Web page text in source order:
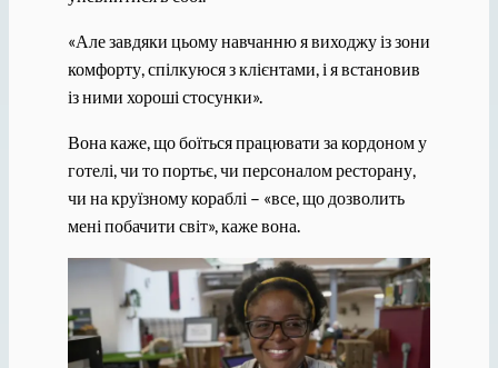
«Але завдяки цьому навчанню я виходжу із зони
комфорту, спілкуюся з клієнтами, і я встановив
із ними хороші стосунки».
Вона каже, що боїться працювати за кордоном у
готелі, чи то портьє, чи персоналом ресторану,
чи на круїзному кораблі – «все, що дозволить
мені побачити світ», каже вона.